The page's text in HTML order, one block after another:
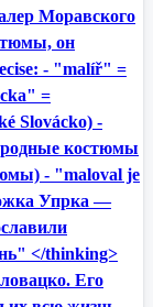
Моравского
он
- "malíř" =
=
Slovácko) -
костюмы
- "maloval je
Упрка —
</thinking>
Его